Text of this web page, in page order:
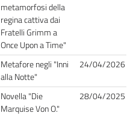
metamorfosi della
regina cattiva dai
Fratelli Grimm a
Once Upon a Time"
Metafore negli "Inni
alla Notte"
24/04/2026
Novella "Die
Marquise Von O."
28/04/2025